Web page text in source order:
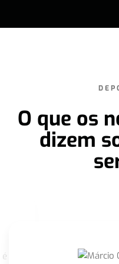
O que os
dizem